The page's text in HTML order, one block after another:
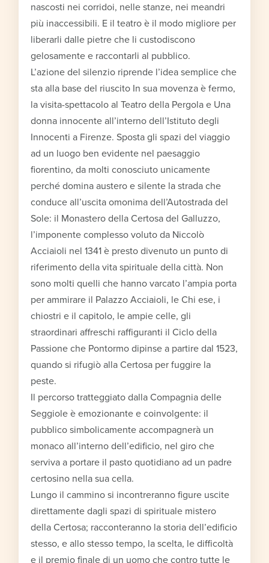
nascosti nei corridoi, nelle stanze, nei meandri
più inaccessibili. E il teatro è il modo migliore per
liberarli dalle pietre che li custodiscono
gelosamente e raccontarli al pubblico.
L’azione del silenzio riprende l’idea semplice che
sta alla base del riuscito In sua movenza è fermo,
la visita-spettacolo al Teatro della Pergola e Una
donna innocente all’interno dell’Istituto degli
Innocenti a Firenze. Sposta gli spazi del viaggio
ad un luogo ben evidente nel paesaggio
fiorentino, da molti conosciuto unicamente
perché domina austero e silente la strada che
conduce all’uscita omonima dell’Autostrada del
Sole: il Monastero della Certosa del Galluzzo,
l’imponente complesso voluto da Niccolò
Acciaioli nel 1341 è presto divenuto un punto di
riferimento della vita spirituale della città. Non
sono molti quelli che hanno varcato l’ampia porta
per ammirare il Palazzo Acciaioli, le Chi ese, i
chiostri e il capitolo, le ampie celle, gli
straordinari affreschi raffiguranti il Ciclo della
Passione che Pontormo dipinse a partire dal 1523,
quando si rifugiò alla Certosa per fuggire la
peste.
Il percorso tratteggiato dalla Compagnia delle
Seggiole è emozionante e coinvolgente: il
pubblico simbolicamente accompagnerà un
monaco all’interno dell’edificio, nel giro che
serviva a portare il pasto quotidiano ad un padre
certosino nella sua cella.
Lungo il cammino si incontreranno figure uscite
direttamente dagli spazi di spirituale mistero
della Certosa; racconteranno la storia dell’edificio
stesso, e allo stesso tempo, la scelta, le difficoltà
e il premio finale di un uomo che contro tutte le